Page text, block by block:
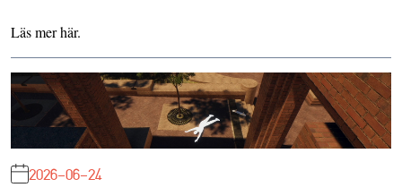
Läs merhär.
2026-06-24